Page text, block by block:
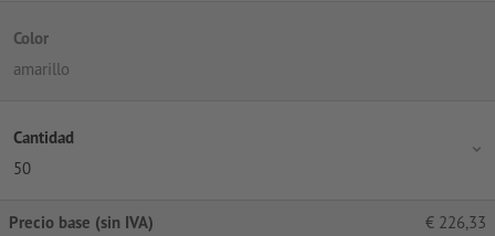
Color
amarillo
Cantidad
50
Precio base (sin IVA) € 226,33